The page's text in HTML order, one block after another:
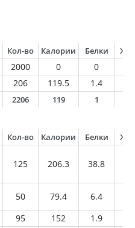
Кол-во Калории Белки
2000 0 0
206 119.5 1.4
2206 119 1
Кол-во Калории Белки
125 206.3 38.8
50 79.4 6.4
95 152 1.9